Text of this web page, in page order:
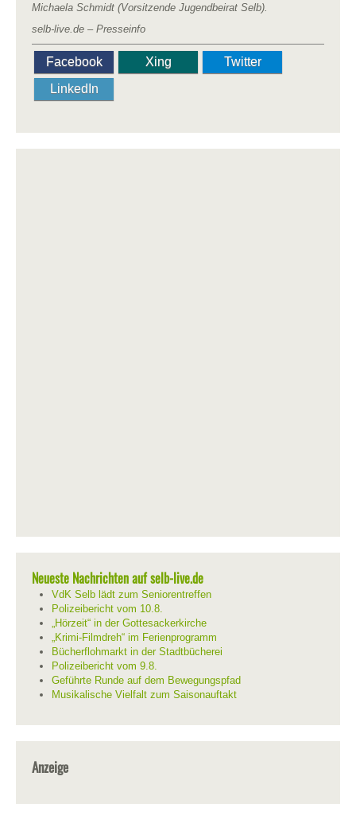
Michaela Schmidt (Vorsitzende Jugendbeirat Selb).
selb-live.de – Presseinfo
Facebook Xing
Twitter
LinkedIn
Neueste Nachrichten auf selb-live.de
VdK Selb lädt zum Seniorentreffen
Polizeibericht vom 10.8.
„Hörzeit“ in der Gottesackerkirche
„Krimi-Filmdreh“ im Ferienprogramm
Bücherflohmarkt in der Stadtbücherei
Polizeibericht vom 9.8.
Geführte Runde auf dem Bewegungspfad
Musikalische Vielfalt zum Saisonauftakt
Anzeige